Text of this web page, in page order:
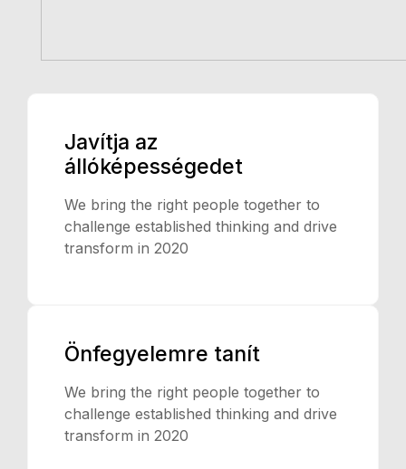
Javítja az
állóképességedet
We bring the right people together to
challenge established thinking and drive
transform in 2020
Önfegyelemre tanít
We bring the right people together to
challenge established thinking and drive
transform in 2020